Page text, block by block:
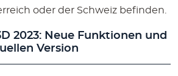
oder der Schweiz befinden.
2023: Neue Funktionen und
Version